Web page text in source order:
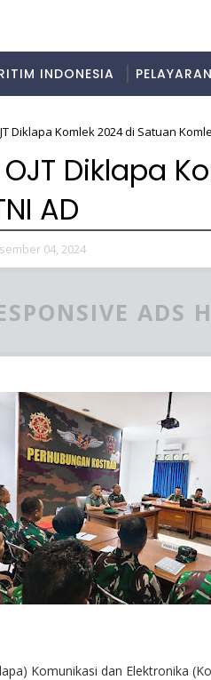
INDONESIA
Diklapa Komlek 2024 di Satuan
Diklapa
AD
04, 2024
ADS
Komunikasi dan Elektronika